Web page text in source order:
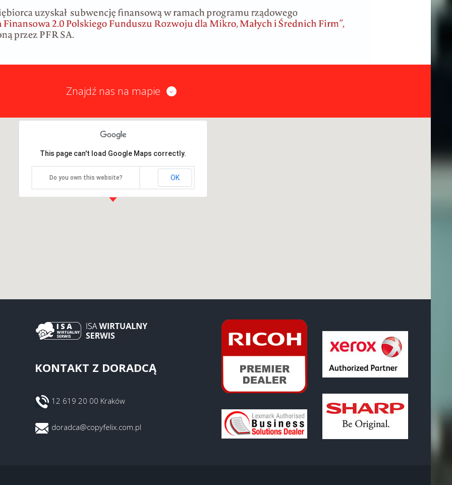
Znajdź nas na mapie
This page can't load Google Maps correctly.
Do you own this website? OK
KONTAKT Z DORADCĄ
12 619 20 00 Kraków
doradca@copyfelix.com.pl